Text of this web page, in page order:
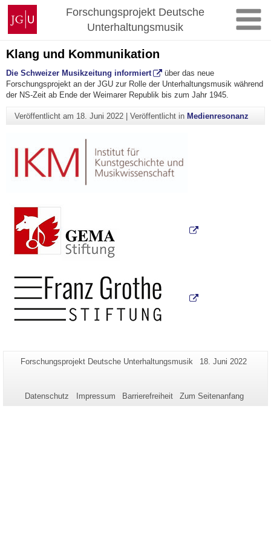
Zum
Inhalt
springen
Johannes
Gutenberg-
Universität
Mainz
Forschungsprojekt Deutsche
Unterhaltungsmusik
Klang und Kommunikation
Die Schweizer Musikzeitung informiert
über das neue
Forschungsprojekt an der JGU zur Rolle der Unterhaltungsmusik während
der NS-Zeit ab Ende der Weimarer Republik bis zum Jahr 1945.
Veröffentlicht am 18. Juni 2022| Veröffentlicht in Medienresonanz
Zusätzliche
dieser
Seiten-
Forschungsprojekt Deutsche Unterhaltungsmusik
Letzte
18. Juni 2022
Datenschutz Impressum Barrierefreiheit Zum Seitenanfang